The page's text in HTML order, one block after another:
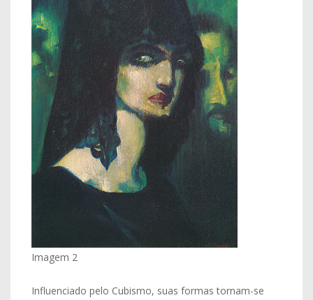
Imagem 2
Influenciado pelo Cubismo, suas formas tornam-se